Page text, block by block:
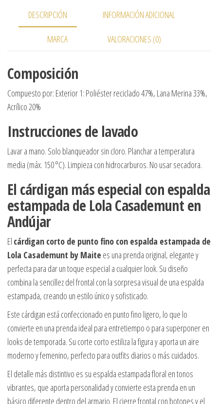
DESCRIPCIÓN INFORMACIÓN ADICIONAL
MARCA VALORACIONES (0)
Composición
Compuesto por: Exterior 1: Poliéster reciclado 47%, Lana Merina 33%,
Acrílico 20%
Instrucciones de lavado
Lavar a mano. Solo blanqueador sin cloro. Planchar a temperatura
media (máx. 150 °C). Limpieza con hidrocarburos. No usar secadora.
El cárdigan más especial con espalda
estampada de Lola Casademunt en
Andújar
El cárdigan corto de punto fino con espalda estampada de
Lola Casademunt by Maite es una prenda original, elegante y
perfecta para dar un toque especial a cualquier look. Su diseño
combina la sencillez del frontal con la sorpresa visual de una espalda
estampada, creando un estilo único y sofisticado.
Este cárdigan está confeccionado en punto fino ligero, lo que lo
convierte en una prenda ideal para entretiempo o para superponer en
looks de temporada. Su corte corto estiliza la figura y aporta un aire
moderno y femenino, perfecto para outfits diarios o más cuidados.
El detalle más distintivo es su espalda estampada floral en tonos
vibrantes, que aporta personalidad y convierte esta prenda en un
básico diferente dentro del armario. El cierre frontal con botones y el